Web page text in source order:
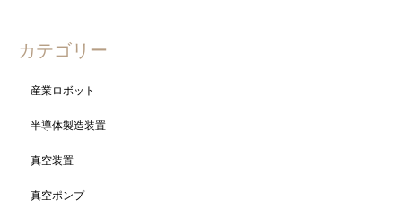
カテゴリー
産業ロボット
半導体製造装置
真空装置
真空ポンプ